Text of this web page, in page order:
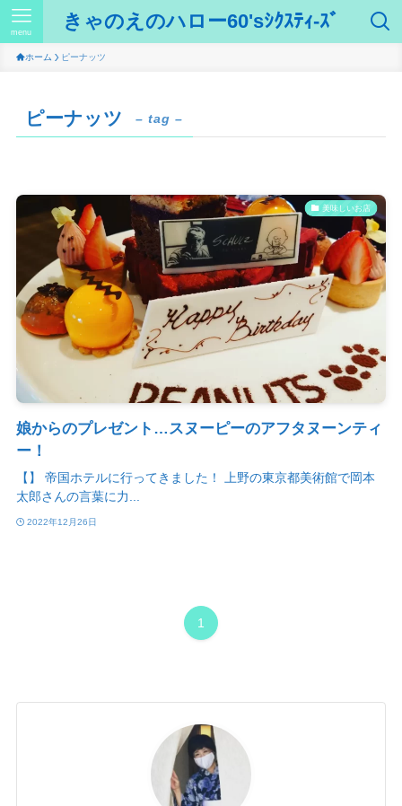
きゃのえのハロー60'sｼｸｽﾃｨ-ｽﾞ
menu
ホーム ピーナッツ
ピーナッツ – tag –
美味しいお店
娘からのプレゼント…スヌーピーのアフタヌーンティ
ー！
【】 帝国ホテルに行ってきました！ 上野の東京都美術館で岡本
太郎さんの言葉に力...
2022年12月26日
1